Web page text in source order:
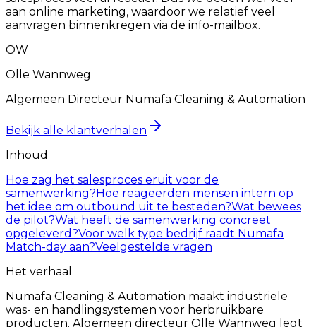
aan online marketing, waardoor we relatief veel
aanvragen binnenkregen via de info-mailbox.
OW
Olle Wannweg
Algemeen Directeur Numafa Cleaning & Automation
Bekijk alle klantverhalen
Inhoud
Hoe zag het salesproces eruit voor de
samenwerking?Hoe reageerden mensen intern op
het idee om outbound uit te besteden?Wat bewees
de pilot?Wat heeft de samenwerking concreet
opgeleverd?Voor welk type bedrijf raadt Numafa
Match-day aan?Veelgestelde vragen
Het verhaal
Numafa Cleaning & Automation maakt industriele
was- en handlingsystemen voor herbruikbare
producten. Algemeen directeur Olle Wannweg legt